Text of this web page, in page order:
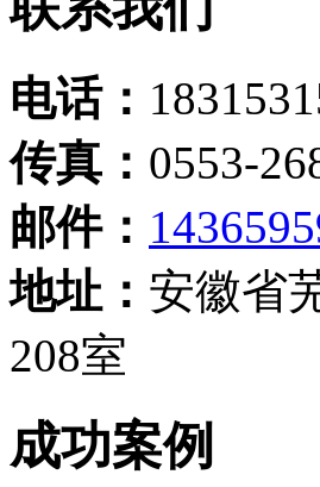
电话：
传真： 0553-
邮件：
地址： 安徽省
208室
成功案例